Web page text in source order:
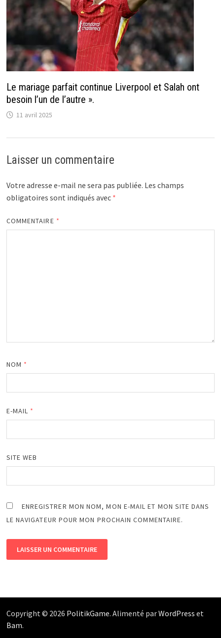
Le mariage parfait continue Liverpool et Salah ont
besoin l’un de l’autre ».
11 avril 2025
Laisser un commentaire
Votre adresse e-mail ne sera pas publiée. Les champs
obligatoires sont indiqués avec *
COMMENTAIRE *
NOM *
E-MAIL *
SITE WEB
ENREGISTRER MON NOM, MON E-MAIL ET MON SITE DANS
LE NAVIGATEUR POUR MON PROCHAIN COMMENTAIRE.
Copyright © 2026 PolitikGame. Alimenté parWordPress et
Bam.